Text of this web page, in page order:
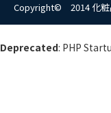
Copyright© 2014 化粧
Deprecated: PHP